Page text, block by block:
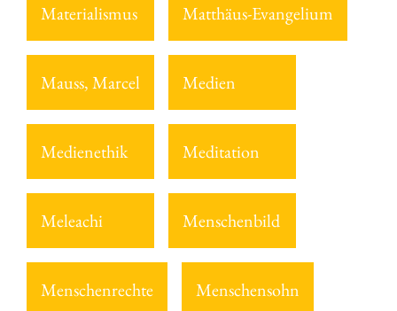
Materialismus Matthäus-Evangelium
Mauss, Marcel Medien
Medienethik Meditation
Meleachi Menschenbild
Menschenrechte Menschensohn